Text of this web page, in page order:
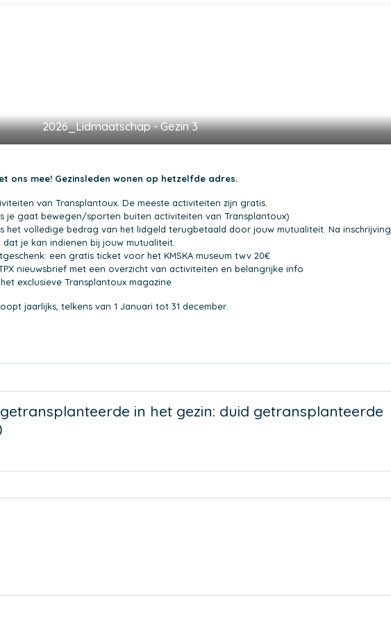
2026_Lidmaatschap - Gezin 3
ons mee! Gezinsleden wonen op hetzelfde adres.
van Transplantoux. De meeste activiteiten zijn gratis.
je gaat bewegen/sporten buiten activiteiten van Transplantoux)
volledige bedrag van het lidgeld terugbetaald door jouw mutualiteit. Na inschrijving
je kan indienen bij jouw mutualiteit.
een gratis ticket voor het KMSKA museum twv 20€
nieuwsbrief met een overzicht van activiteiten en belangrijke info
exclusieve Transplantoux magazine
jaarlijks, telkens van 1 Januari tot 31 december.
in het gezin: duid getransplanteerde